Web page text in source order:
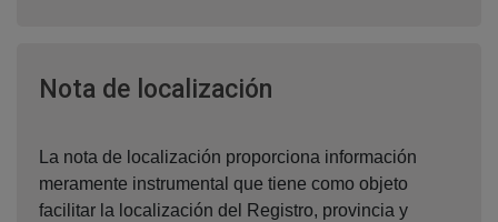
Nota de localización
La nota de localización proporciona información
meramente instrumental que tiene como objeto
facilitar la localización del Registro, provincia y